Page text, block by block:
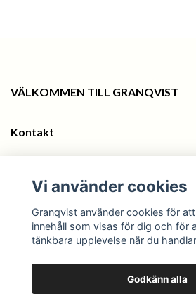
VÄLKOMMEN TILL GRANQVIST
Kontakt
Sociala medier
Vi använder cookies
Granqvist använder cookies för
innehåll som visas för dig och för
tänkbara upplevelse när du
Godkänn alla